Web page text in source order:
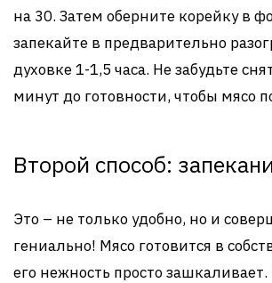
на 30. Затем оберните корейку в
запекайте в предварительно
духовке 1-1,5 часа. Не забудьте
минут до готовности, чтобы мясо
Второй способ:
Это – не только удобно, но и
гениально! Мясо готовится в
его нежность просто